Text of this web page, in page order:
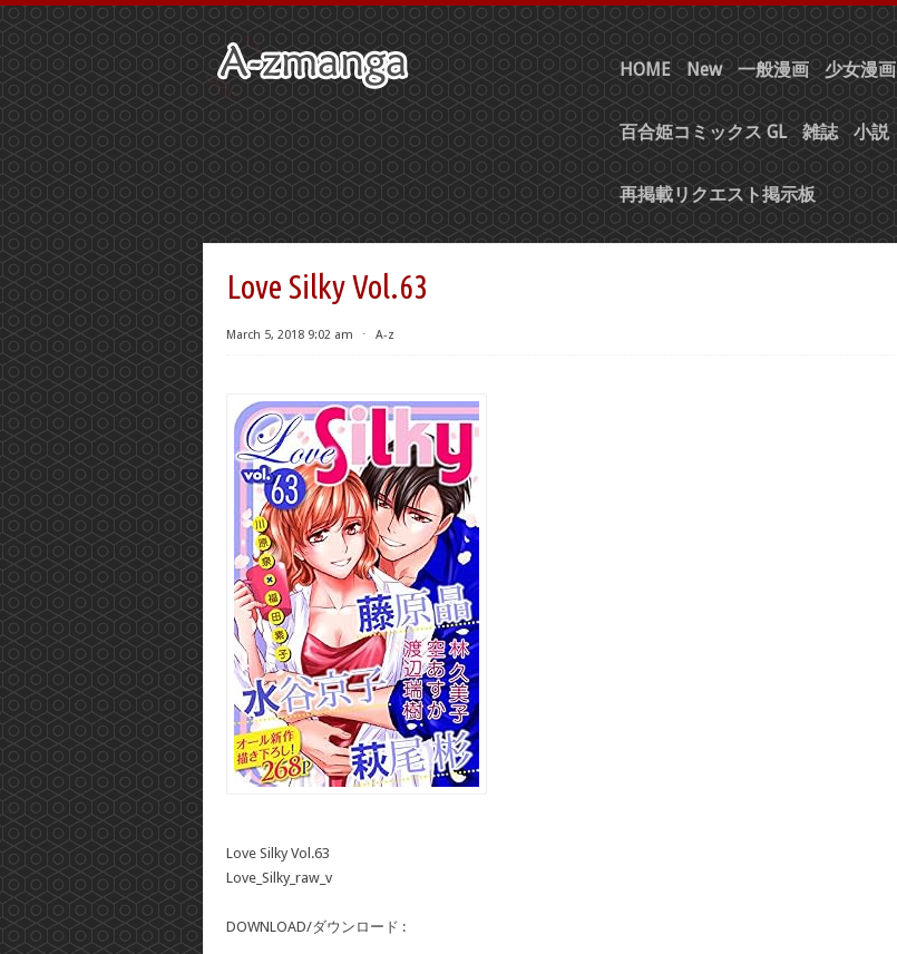
HOME New 一般漫画 少女漫画
百合姫コミックス GL 雑誌 小説
再掲載リクエスト掲示板
Love Silky Vol.63
March 5, 2018 9:02 am ⋅ A-z
Love Silky Vol.63
Love_Silky_raw_v
DOWNLOAD/ダウンロード :